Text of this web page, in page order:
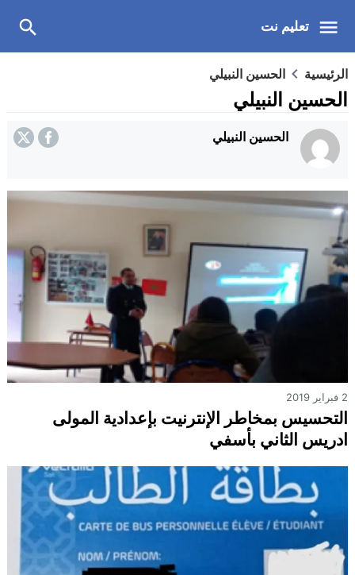
تعليم نت
الرئيسية الحسين النبيلي
الحسين النبيلي
الحسين النبيلي
2 فبراير 2019
التحسيس بمخاطر الإنترنيت بإعدادية المولى
ادريس الثاني بأسفي